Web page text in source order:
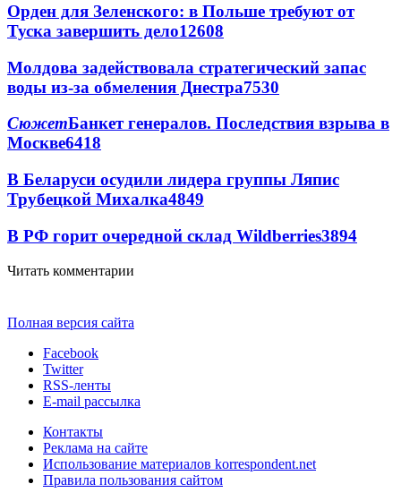
Орден для Зеленского: в Польше требуют от
Туска завершить дело12608
Молдова задействовала стратегический запас
воды из-за обмеления Днестра7530
СюжетБанкет генералов. Последствия взрыва в
Москве6418
В Беларуси осудили лидера группы Ляпис
Трубецкой Михалка4849
В РФ горит очередной склад Wildberries3894
Читать комментарии
Полная версия сайта
Facebook
Twitter
RSS-ленты
E-mail рассылка
Контакты
Реклама на сайте
Использование материалов korrespondent.net
Правила пользования сайтом